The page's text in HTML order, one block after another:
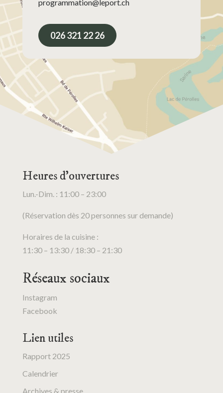
programmation@leport.ch
026 321 22 26
Heures d’ouvertures
Lun.-Dim. : 11:00 – 23:00
(Réservation dès 20 personnes sur demande)
Horaires de la cuisine :
11:30 – 13:30 / 18:30 – 21:30
Réseaux sociaux
Instagram
Facebook
Lien utiles
Rapport 2025
Calendrier
Archives & presse